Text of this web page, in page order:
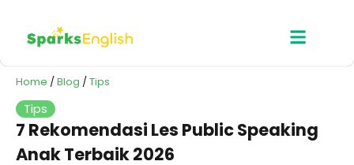
Home /Blog /Tips
Tips
7 Rekomendasi Les Public Speaking
Anak Terbaik 2026